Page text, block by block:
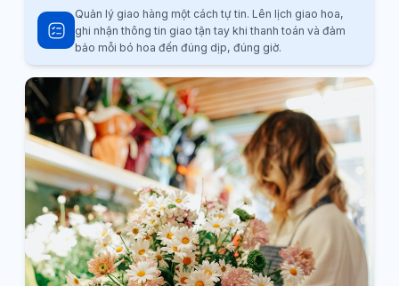
Quản lý giao hàng một cách tự tin. Lên lịch giao hoa,
ghi nhận thông tin giao tận tay khi thanh toán và đảm
bảo mỗi bó hoa đến đúng dịp, đúng giờ.